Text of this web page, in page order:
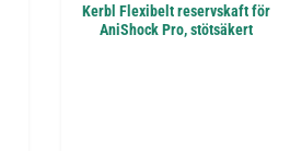
Kerbl Flexibelt reservskaft för
AniShock Pro, stötsäkert